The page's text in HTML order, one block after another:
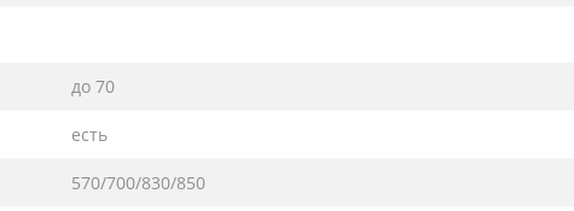
до 70
есть
570/700/830/850